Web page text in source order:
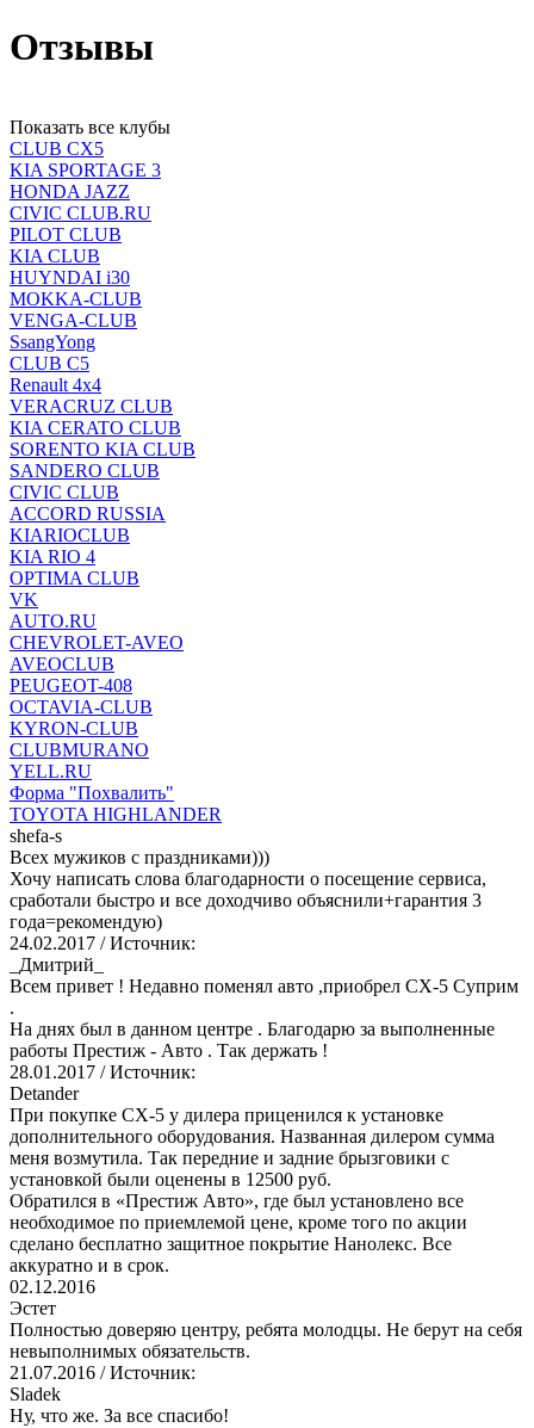
Отзывы
Показать все клубы
CLUB CX5
KIA SPORTAGE 3
HONDA JAZZ
CIVIC CLUB.RU
PILOT CLUB
KIA CLUB
HUYNDAI i30
MOKKA-CLUB
VENGA-CLUB
SsangYong
CLUB C5
Renault 4x4
VERACRUZ CLUB
KIA CERATO CLUB
SORENTO KIA CLUB
SANDERO CLUB
CIVIC CLUB
ACCORD RUSSIA
KIARIOCLUB
KIA RIO 4
OPTIMA CLUB
VK
AUTO.RU
CHEVROLET-AVEO
AVEOCLUB
PEUGEOT-408
OCTAVIA-CLUB
KYRON-CLUB
CLUBMURANO
YELL.RU
Форма "Похвалить"
TOYOTA HIGHLANDER
shefa-s
Всех мужиков с праздниками)))
Хочу написать слова благодарности о посещение сервиса,
сработали быстро и все доходчиво объяснили+гарантия 3
года=рекомендую)
24.02.2017 / Источник:
_Дмитрий_
Всем привет ! Недавно поменял авто ,приобрел СХ-5 Суприм
.
На днях был в данном центре . Благодарю за выполненные
работы Престиж - Авто . Так держать !
28.01.2017 / Источник:
Detander
При покупке СХ-5 у дилера приценился к установке
дополнительного оборудования. Названная дилером сумма
меня возмутила. Так передние и задние брызговики с
установкой были оценены в 12500 руб.
Обратился в «Престиж Авто», где был установлено все
необходимое по приемлемой цене, кроме того по акции
сделано бесплатно защитное покрытие Нанолекс. Все
аккуратно и в срок.
02.12.2016
Эстет
Полностью доверяю центру, ребята молодцы. Не берут на себя
невыполнимых обязательств.
21.07.2016 / Источник:
Sladek
Ну, что же. За все спасибо!